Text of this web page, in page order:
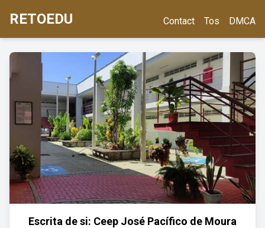
RETOEDU Contact Tos DMCA
Escrita de si: Ceep José Pacífico de Moura